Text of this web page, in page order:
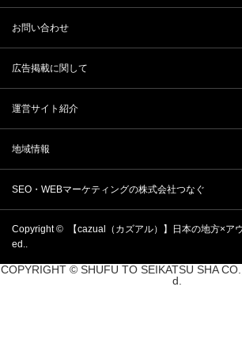
お問い合わせ
広告掲載に関して
運営サイト紹介
地域情報
SEO・WEBマーケティングの株式会社つなぐ
Copyright © 【cazual（カズアル）】日本の地方×ア
ed..
COPYRIGHT © SHUFU TO SEIKATSU SHA
d.